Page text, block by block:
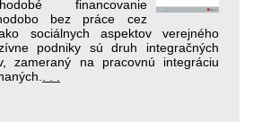
financovanie
bez práce cez
sociálnych aspektov verejného
podniky sú druh integračných
zameraný na pracovnú integráciu